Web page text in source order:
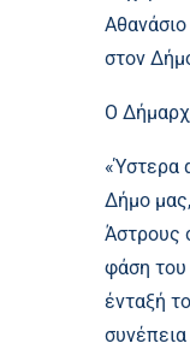
στον
Ο
«Ύστερα
Δήμο
Άστρους
φάση του
ένταξή